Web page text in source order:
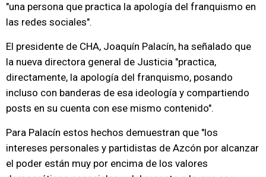
"una persona que practica la apología del franquismo en
las redes sociales".
El presidente de CHA, Joaquín Palacín, ha señalado que
la nueva directora general de Justicia "practica,
directamente, la apología del franquismo, posando
incluso con banderas de esa ideología y compartiendo
posts en su cuenta con ese mismo contenido".
Para Palacín estos hechos demuestran que "los
intereses personales y partidistas de Azcón por alcanzar
el poder están muy por encima de los valores